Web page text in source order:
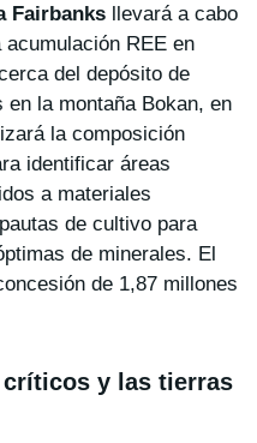
Fairbanks llevará a cabo
REE en
del depósito de
la montaña Bokan, en
la composición
identificar áreas
a materiales
de cultivo para
de minerales. El
de 1,87 millones
y las tierras